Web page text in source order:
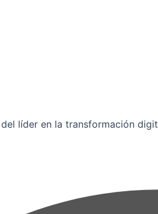
líder en la transformación